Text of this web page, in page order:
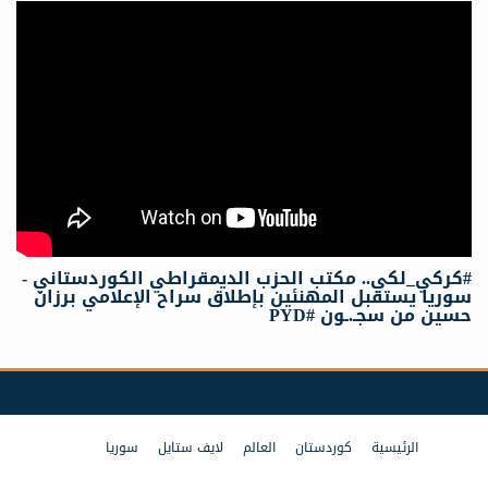
#كركي_لكي.. مكتب الحزب الديمقراطي الكوردستاني -
سوريا يستقبل المهنئين بإطلاق سراح الإعلامي برزان
حسين من سجـ.ـون #PYD
الرئيسية كوردستان العالم لايف ستايل
سوريا